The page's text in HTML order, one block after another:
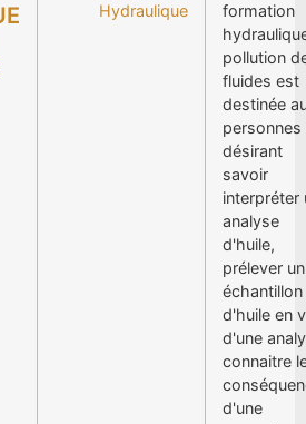
Hydraulique
formation
pollution
fluides est
destinée
personnes
désirant
savoir
interpréter
analyse
d'huile,
prélever un
échantillon
d'huile en
d'une
connaitre
d'une